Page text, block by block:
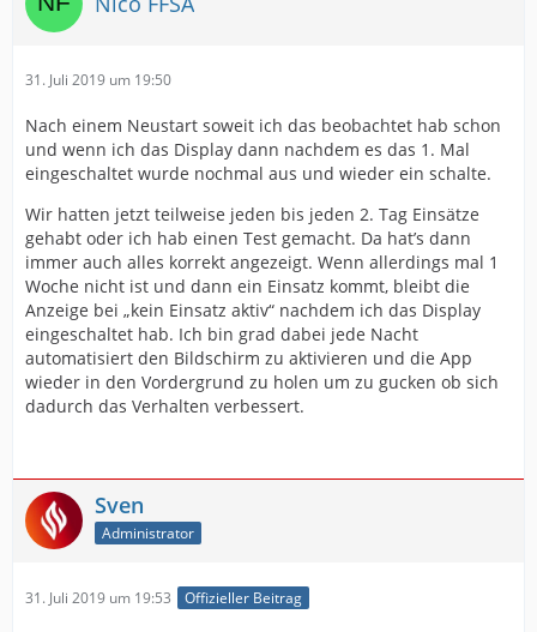
31. Juli 2019 um 19:50
Nach einem Neustart soweit ich das beobachtet hab schon
und wenn ich das Display dann nachdem es das 1. Mal
eingeschaltet wurde nochmal aus und wieder ein schalte.
Wir hatten jetzt teilweise jeden bis jeden 2. Tag Einsätze
gehabt oder ich hab einen Test gemacht. Da hat’s dann
immer auch alles korrekt angezeigt. Wenn allerdings mal 1
Woche nicht ist und dann ein Einsatz kommt, bleibt die
Anzeige bei „kein Einsatz aktiv“ nachdem ich das Display
eingeschaltet hab. Ich bin grad dabei jede Nacht
automatisiert den Bildschirm zu aktivieren und die App
wieder in den Vordergrund zu holen um zu gucken ob sich
dadurch das Verhalten verbessert.
Sven
Administrator
31. Juli 2019 um 19:53 Offizieller Beitrag